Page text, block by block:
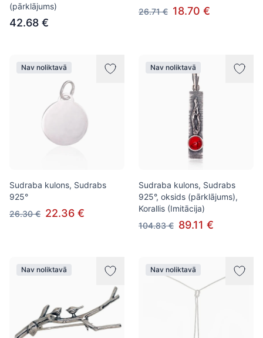
(pārklājums)
42.68 €
26.71 € 18.70 €
Nav noliktavā
Sudraba kulons, Sudrabs
925°
26.30 € 22.36 €
Nav noliktavā
Sudraba kulons, Sudrabs
925°, oksids (pārklājums),
Korallis (Imitācija)
104.83 € 89.11 €
Nav noliktavā Nav noliktavā